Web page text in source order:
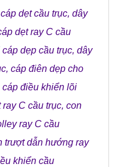
cáp dẹt cầu trục, dây
dẹt ray C cầu
dẹp cầu trục, dây
, cáp điên dẹp cho
cáp điều khiển lõi
ray C cầu trục, con
ray C cầu
trượt dẫn hướng ray
khiển cầu